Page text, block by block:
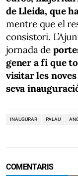
de Lleida, que
mentre que el
consistori.
jornada de
gener a fi que
visitar les
seva
INAUGURAR PALAU
COMENTARIS